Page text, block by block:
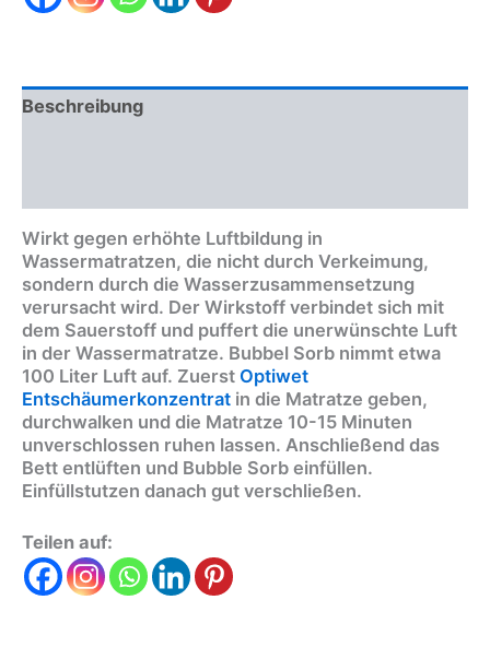
Beschreibung
Wirkt gegen erhöhte Luftbildung in
Wassermatratzen, die nicht durch Verkeimung,
sondern durch die Wasserzusammensetzung
verursacht wird. Der Wirkstoff verbindet sich mit
dem Sauerstoff und puffert die unerwünschte Luft
in der Wassermatratze. Bubbel Sorb nimmt etwa
100 Liter Luft auf. Zuerst Optiwet
Entschäumerkonzentrat in die Matratze geben,
durchwalken und die Matratze 10-15 Minuten
unverschlossen ruhen lassen. Anschließend das
Bett entlüften und Bubble Sorb einfüllen.
Einfüllstutzen danach gut verschließen.
Teilen auf: